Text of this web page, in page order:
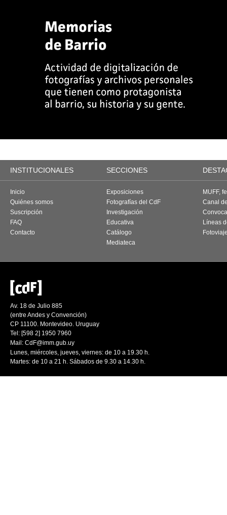
INSTITUCIONALES SECCIONES
Inicio
Quiénes somos
Suscripción
FAQ
Contacto
Exposiciones
Fotografías del CdF
Investigación
Educativa
Catálogo
Mediateca
MUFF,
Canal
Líneas
Av. 18 de Julio 885
(entre Andes y Convención)
CP 11100. Montevideo. Uruguay
Tel: [598 2] 1950 7960
Mail: CdF@imm.gub.uy
Lunes, miércoles, jueves, viernes: de 10 a 19.30 h.
Martes: de 10 a 21 h. Sábados de 9.30 a 14.30 h.